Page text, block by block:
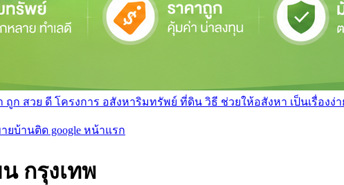
ก สวย ดี โครงการ อสังหาริมทรัพย์ ที่ดิน วิธี ช่วยให้อสังหา เป็นเรื่องง่
ยบ้านติด google หน้าแรก
กรุงเทพ